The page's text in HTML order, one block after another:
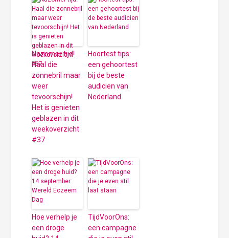
Nazomer tijd!
Haal die
zonnebril maar
weer
tevoorschijn!
Het is genieten
geblazen in dit
weekoverzicht
#37
Hoortest tips:
een gehoortest
bij de beste
audicien van
Nederland
Hoe verhelp je
een droge
TijdVoorOns:
een campagne